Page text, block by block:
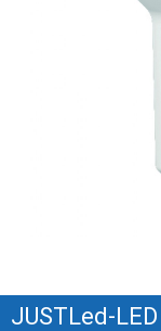
JUSTLed-